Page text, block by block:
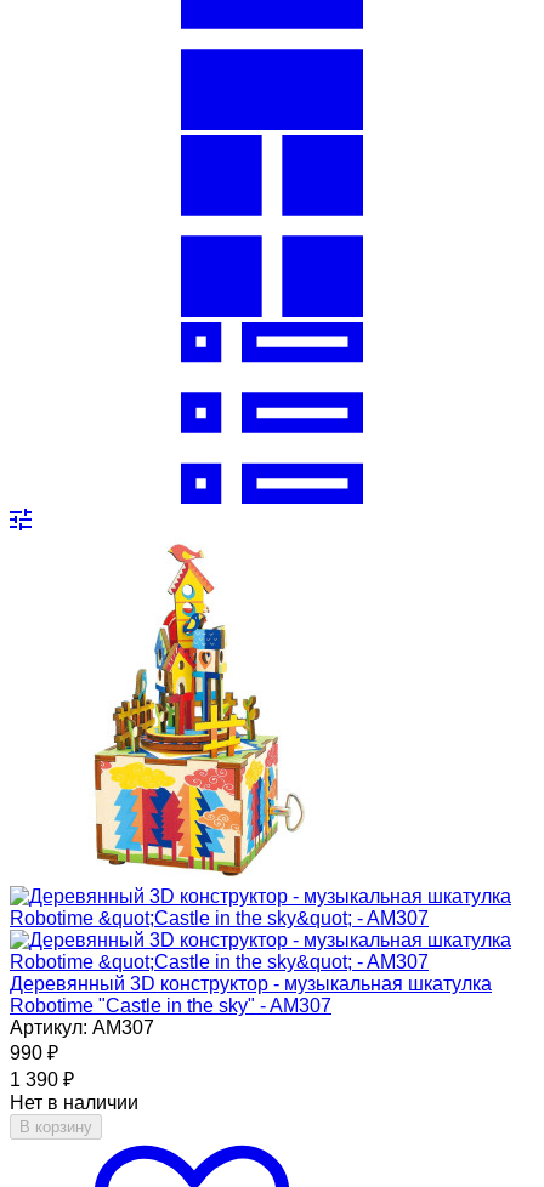
Деревянный 3D конструктор - музыкальная шкатулка
Robotime "Castle in the sky" - AM307
Артикул: AM307
990 ₽
1 390 ₽
Нет в наличии
В корзину